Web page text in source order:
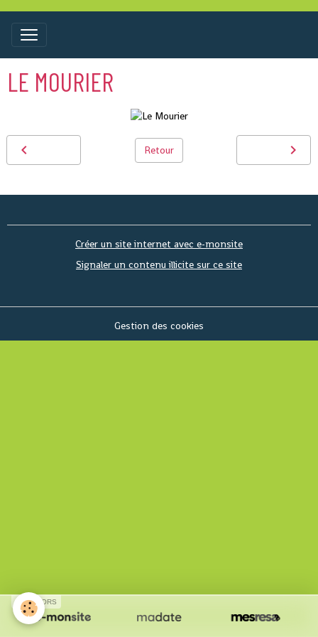
LE MOURIER
Retour
Créer un site internet avec e-monsite
Signaler un contenu illicite sur ce site
Gestion des cookies
SPONSORS